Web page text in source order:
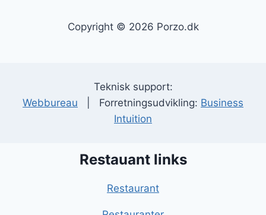
Copyright © 2026 Porzo.dk
Teknisk support:
Webbureau | Forretningsudvikling: Business
Intuition
Restauant links
Restaurant